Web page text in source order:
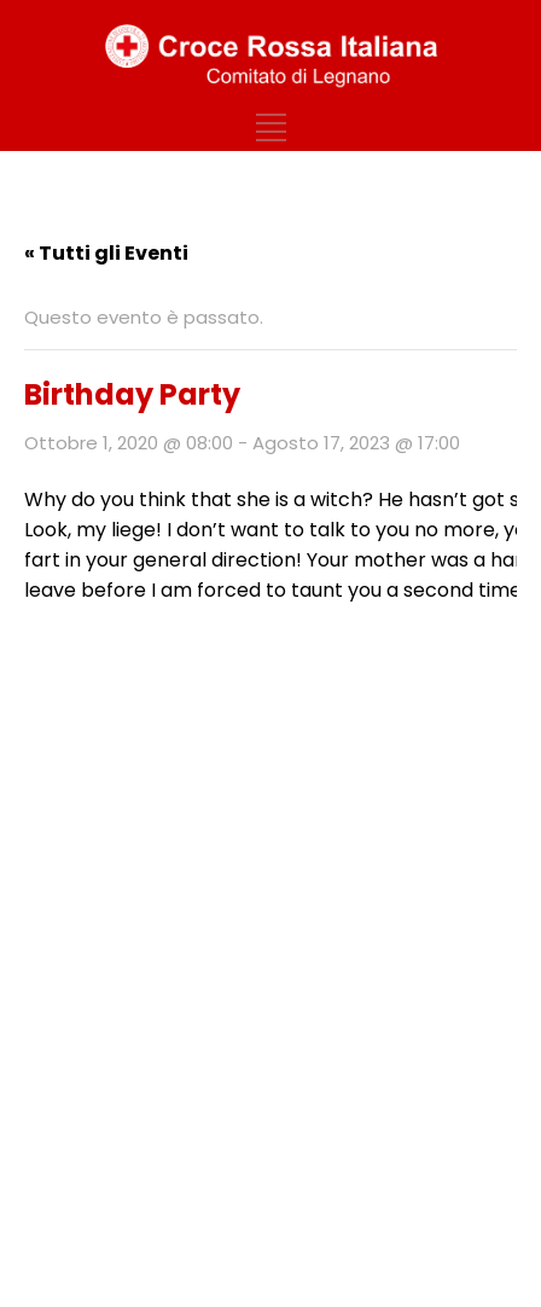
« Tutti gli Eventi
Questo evento è passato.
Birthday Party
Ottobre 1, 2020 @ 08:00 - Agosto 17, 2023 @ 17:00
Why do you think that she is a witch? He hasn’t got
Look, my liege! I don’t want to talk to you no more,
fart in your general direction! Your mother was a
leave before I am forced to taunt you a second time!